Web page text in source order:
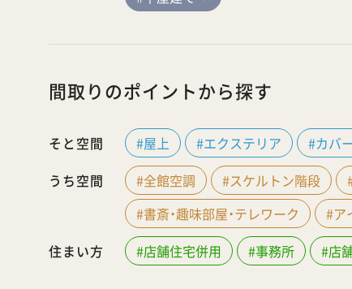
間取りのポイントから探す
そと空間 #屋上 #エクステリア #カバ
うち空間
#全館空調 #スケルトン階段
#書斎・趣味部屋・テレワーク
#ア
住まい方
#店舗住宅併用 #事務所 #店